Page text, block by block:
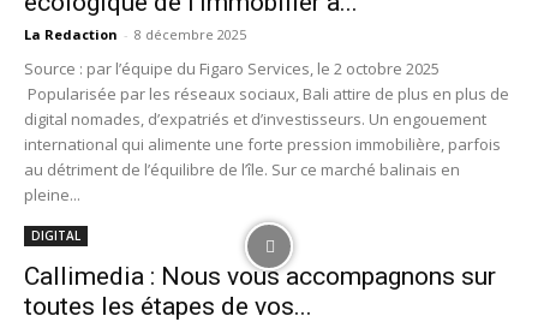
La Redaction - 8 décembre 2025
Source : par l’équipe du Figaro Services, le 2 octobre 2025
Popularisée par les réseaux sociaux, Bali attire de plus en plus de
digital nomades, d’expatriés et d’investisseurs. Un engouement
international qui alimente une forte pression immobilière, parfois
au détriment de l’équilibre de l’île. Sur ce marché balinais en
pleine...
DIGITAL
Callimedia : Nous vous accompagnons sur
toutes les étapes de vos...